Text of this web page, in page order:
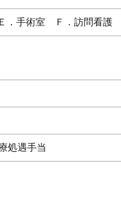
．手術室 Ｆ．訪問看護
処遇手当